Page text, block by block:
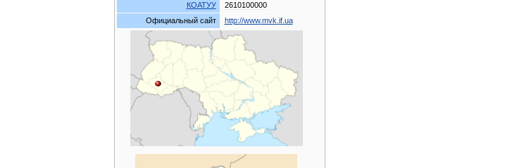
КОАТУУ
2610100000
Официальный сайт http://www.mvk if. ua